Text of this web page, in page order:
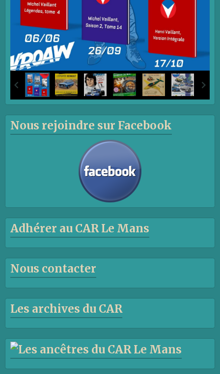
Nous rejoindre sur Facebook
Adhérer au CAR Le Mans
Nous contacter
Les archives du CAR